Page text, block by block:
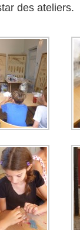
des ateliers.